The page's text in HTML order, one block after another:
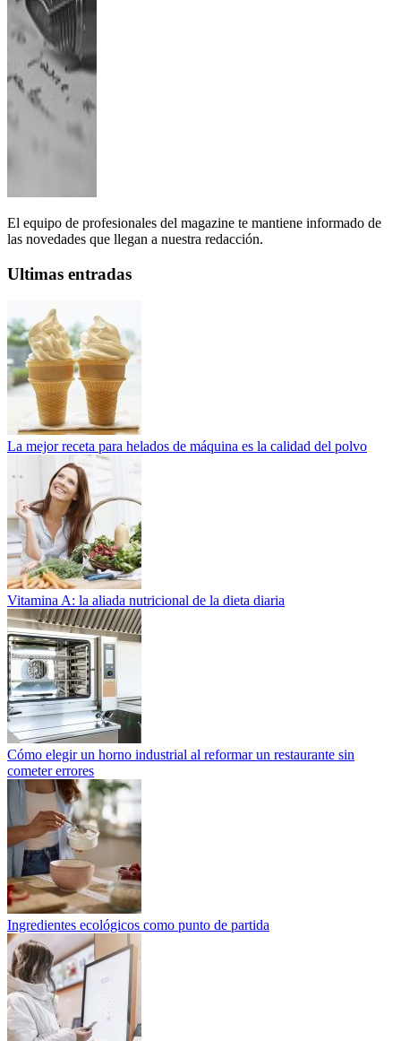
El equipo de profesionales del magazine te mantiene informado de
las novedades que llegan a nuestra redacción.
Ultimas entradas
La mejor receta para helados de máquina es la calidad del polvo
Vitamina A: la aliada nutricional de la dieta diaria
Cómo elegir un horno industrial al reformar un restaurante sin
cometer errores
Ingredientes ecológicos como punto de partida